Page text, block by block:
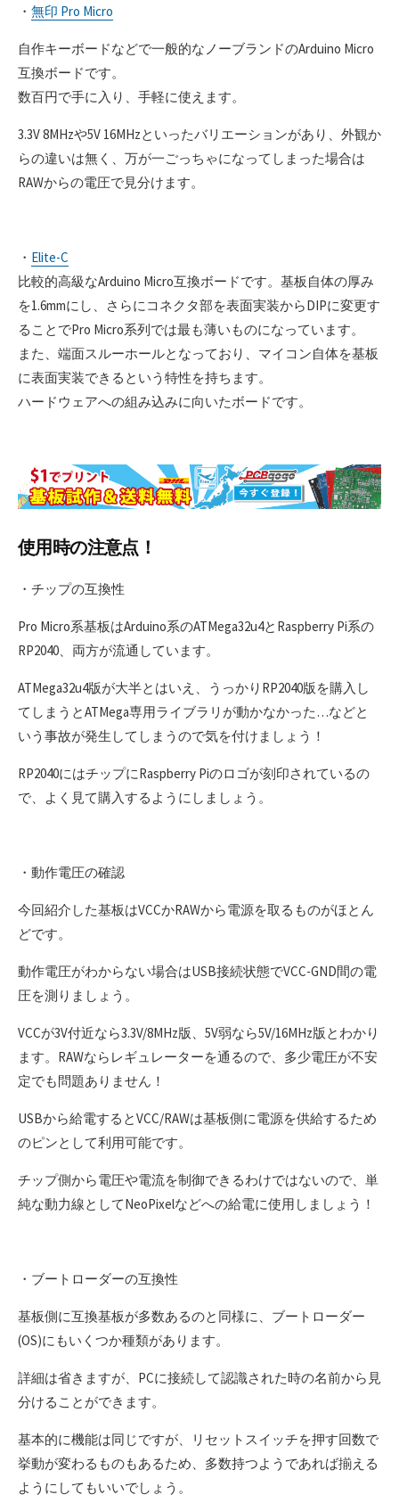
・ 無印 Pro Micro
自作キーボードなどで一般的なノーブランドのArduino Micro
互換ボードです。
数百円で手に入り、手軽に使えます。
3.3V 8MHzや5V 16MHzといったバリエーションがあり、外観か
らの違いは無く、万が一ごっちゃになってしまった場合は
RAWからの電圧で見分けます。
・ Elite-C
比較的高級なArduino Micro互換ボードです。基板自体の厚み
を1.6mmにし、さらにコネクタ部を表面実装からDIPに変更す
ることでPro Micro系列では最も薄いものになっています。
また、端面スルーホールとなっており、マイコン自体を基板
に表面実装できるという特性を持ちます。
ハードウェアへの組み込みに向いたボードです。
使用時の注意点！
・チップの互換性
Pro Micro系基板はArduino系のATMega32u4とRaspberry Pi系の
RP2040、両方が流通しています。
ATMega32u4版が大半とはいえ、うっかりRP2040版を購入し
てしまうとATMega専用ライブラリが動かなかった…などと
いう事故が発生してしまうので気を付けましょう！
RP2040にはチップにRaspberry Piのロゴが刻印されているの
で、よく見て購入するようにしましょう。
・動作電圧の確認
今回紹介した基板はVCCかRAWから電源を取るものがほとん
どです。
動作電圧がわからない場合はUSB接続状態でVCC-GND間の電
圧を測りましょう。
VCCが3V付近なら3.3V/8MHz版、5V弱なら5V/16MHz版とわかり
ます。RAWならレギュレーターを通るので、多少電圧が不安
定でも問題ありません！
USBから給電するとVCC/RAWは基板側に電源を供給するため
のピンとして利用可能です。
チップ側から電圧や電流を制御できるわけではないので、単
純な動力線としてNeoPixelなどへの給電に使用しましょう！
・ブートローダーの互換性
基板側に互換基板が多数あるのと同様に、ブートローダー
(OS)にもいくつか種類があります。
詳細は省きますが、PCに接続して認識された時の名前から見
分けることができます。
基本的に機能は同じですが、リセットスイッチを押す回数で
挙動が変わるものもあるため、多数持つようであれば揃える
ようにしてもいいでしょう。